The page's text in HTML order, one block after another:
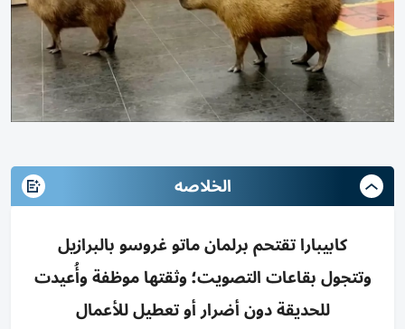
الخلاصه
كابيبارا تقتحم برلمان ماتو غروسو بالبرازيل
وتتجول بقاعات التصويت؛ وثقتها موظفة وأُعيدت
للحديقة دون أضرار أو تعطيل للأعمال